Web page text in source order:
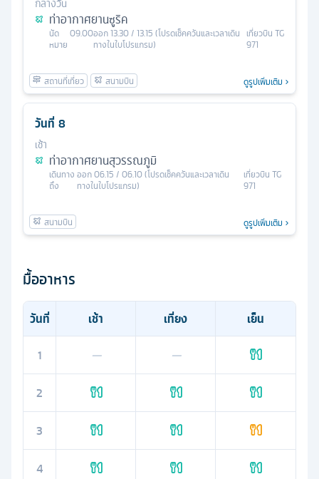
กลางวัน
ท่าอากาศยานซูริค
นัด
หมาย
09.00ออก13.30 / 13.15 (โปรดเช็คควันและเวลาเดิน
ทางในใบโปรแกรม)
เที่ยวบิน TG
971
ดูรูปเพิ่มเติม
วันที่ 8
เช้า
ท่าอากาศยานสุวรรณภูมิ
เดินทาง
ถึง
ออก06.15 / 06.10 (โปรดเช็คควันและเวลาเดิน
ทางในใบโปรแกรม)
เที่ยวบินTG
971
ดูรูปเพิ่มเติม
มื้ออาหาร
วันที่ เช้า เที่ยง
เย็น
1
— —
2
3
4